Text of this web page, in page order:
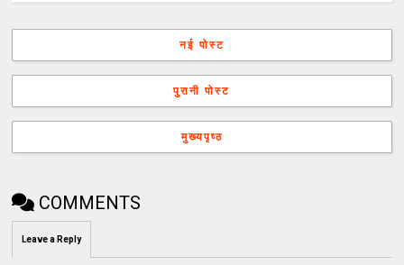
नई पोस्ट
पुरानी पोस्ट
मुख्यपृष्ठ
COMMENTS
Leave a Reply